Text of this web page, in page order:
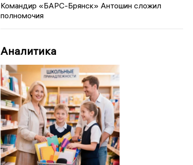
Командир «БАРС-Брянск» Антошин сложил
полномочия
Аналитика